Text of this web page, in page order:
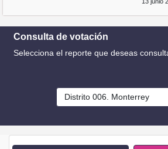
Consulta de votación
Selecciona el reporte que deseas
Distrito 006. Monterrey